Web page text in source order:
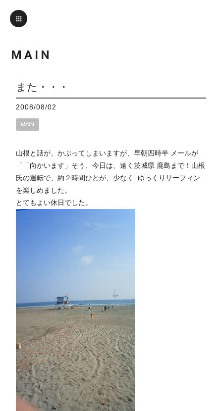
MAIN
また・・・
2008/08/02
MAIN
山根と話が、かぶってしまいますが、早朝四時半 メールが
「「向かいます」そう、今日は、遠く茨城県 鹿島まで！山根
氏の運転で、約２時間ひとが、少なく ゆっくりサーフィン
を楽しめました。
とてもよい休日でした。